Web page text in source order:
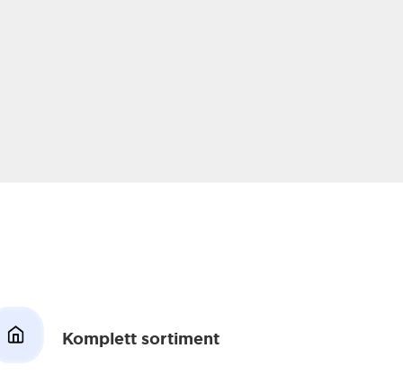
Komplett sortiment